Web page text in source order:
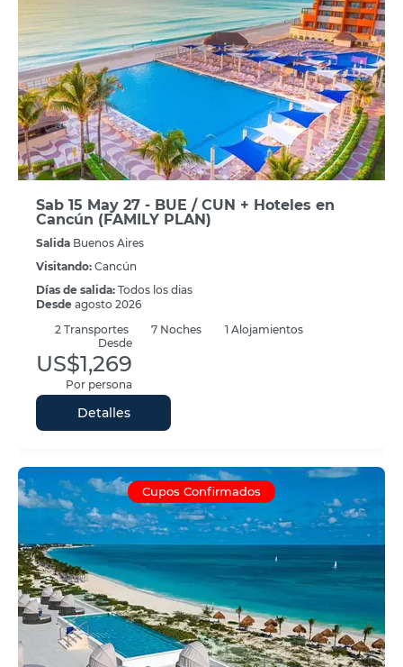
Sab 15 May 27 - BUE / CUN + Hoteles en
Cancún (FAMILY PLAN)
Salida Buenos Aires
Visitando: Cancún
Días de salida: Todos los dias
Desde agosto 2026
2 Transportes 7 Noches
1 Alojamientos
Desde
US$1,269
Por persona
Detalles
Cupos Confirmados